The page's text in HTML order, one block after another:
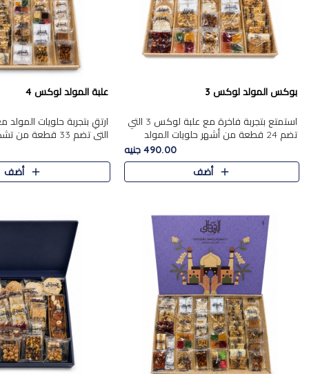
بوكس المولد لوكس 3
استمتع بتجربة فاخرة مع علبة لوكس 3 التي
تضم 24 قطعة من أشهر حلويات المولد
الشرقية المختارة بعناية. تحتوي التشكيلة على
الجزرية بالفول، والملب..
490.00 جنيه
أضف
علبة المولد لوكس 4
التي تضم 33 قطعة
ومتنوعة من أشهر
العلبة على الجزرية بالفول،..
أضف